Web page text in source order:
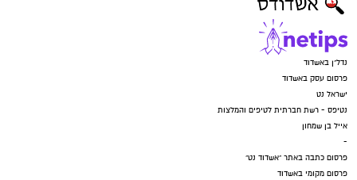
נדל"ן באשדוד
פרסום עסק באשדוד
ישראל נט
נטיפס - רשת חברתית לטיפים והמלצות
אייל בן שמחון
-
פרסום כתבה באתר "אשדוד נט"
פרסום מקומי באשדוד